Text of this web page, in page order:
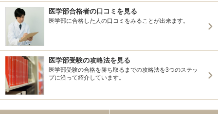
医学部合格者の口コミを見る
医学部に合格した人の口コミをみることが出来ます。
医学部受験の攻略法を見る
医学部受験の合格を勝ち取るまでの攻略法を3つのステッ
プに沿って紹介しています。